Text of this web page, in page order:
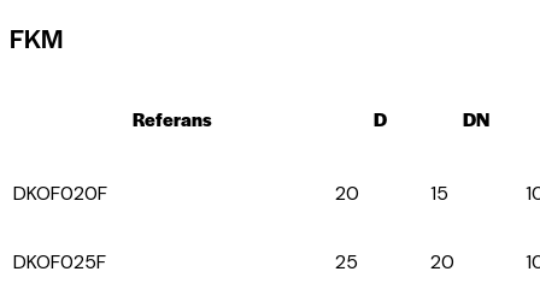
FKM
Referans D DN
DKOF020F 20 15
DKOF025F 25 20